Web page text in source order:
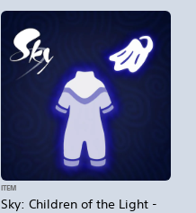
Sky: Children of the Light -
ITEM